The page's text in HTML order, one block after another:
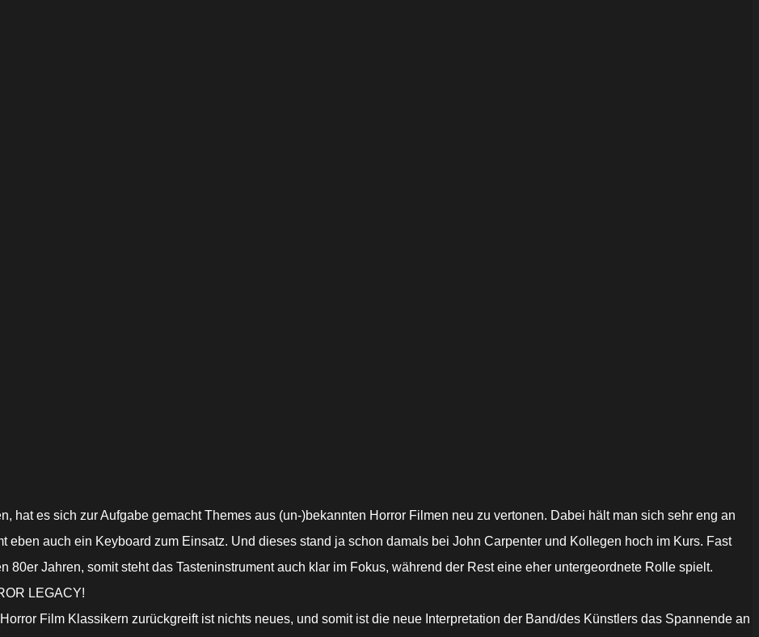
hat es sich zur Aufgabe gemacht Themes aus (un-)bekannten Horror Filmen neu zu vertonen. Dabei hält man sich sehr eng an
eben auch ein Keyboard zum Einsatz. Und dieses stand ja schon damals bei John Carpenter und Kollegen hoch im Kurs. Fast
Jahren, somit steht das Tasteninstrument auch klar im Fokus, während der Rest eine eher untergeordnete Rolle spielt.
LEGACY!
Film Klassikern zurückgreift ist nichts neues, und somit ist die neue Interpretation der Band/des Künstlers das Spannende an